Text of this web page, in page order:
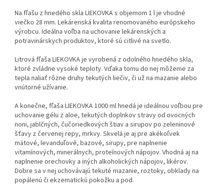
Na fľašu z hnedého skla LIEKOVKA s objemom 1 l je vhodné
viečko 28 mm. Lekárenská kvalita renomovaného európskeho
výrobcu. Ideálna voľba na uchovanie lekárenských a
potravinárskych produktov, ktoré sú citlivé na svetlo.
Litrová fľaša LIEKOVKA je vyrobená z odolného hnedého skla,
ktoré zvládne vysoké teploty. Vďaka tomu do nej môžeme za
tepla naliať rôzne druhy tekutých liečiv, či už na mazanie alebo
vnútorné užívanie.
A konečne, fľaša LIEKOVKA 1000 ml hnedá je ideálnou voľbou pre
uchovanie gélu z aloe, tekutých doplnkov stravy od ovocných
noni, jablčných, čučoriedkových štiav a sirupov po zeleninové
šťavy z červenej repy, mrkvy. Skvelá je aj pre akékoľvek
mätové, levanduľové, bazové, sirupy, pre naplnenie
vitamínových, minerálnych, proteínových nápojov. Vhodná aj na
naplnenie orechovky a iných alkoholických nápojov, likérov.
Dobre sa v nej uchovávajú tekuté mazanie, roztoky, obklady na
popálenú či ekzematickú pokožku a pod.